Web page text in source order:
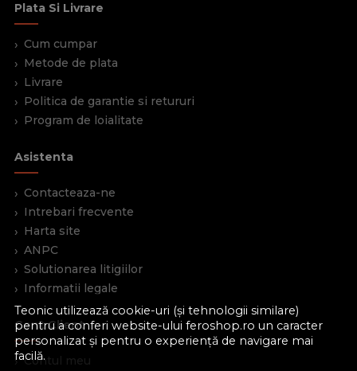
Teonic utilizează cookie-uri (și tehnologii similare)
pentru a conferi website-ului feroshop.ro un caracter
personalizat și pentru o experiență de navigare mai
facilă.
Plata Si Livrare
Cum cumpar
Metode de plata
Livrare
Politica de garantie si retururi
Program de loialitate
Asistenta
Contacteaza-ne
Intrebari frecvente
Harta site
ANPC
Solutionarea litigiilor
Informatii legale
Cont Client
Contul meu